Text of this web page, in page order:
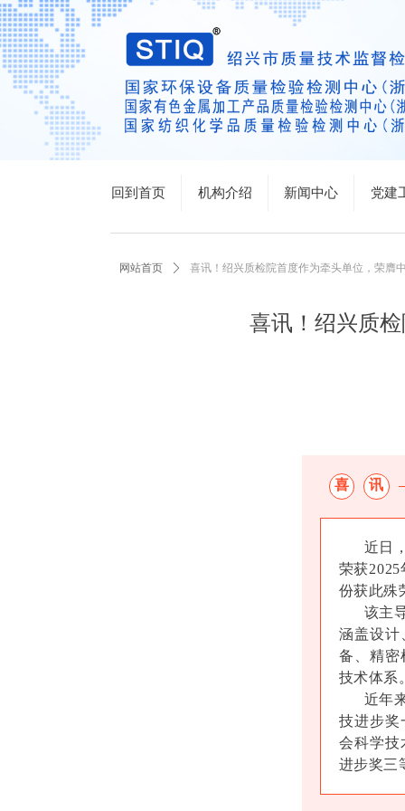
回到首页 机构介绍 新闻中心 党建
喜讯！绍兴质
喜 讯
近日，
荣获
份获此殊
该主导
涵盖设计
备、精密
技术体系
近年来
技进步奖
会科学技
进步奖三
网站首页 ꄲ 喜讯！绍兴质检院首度作为牵头单位，荣膺